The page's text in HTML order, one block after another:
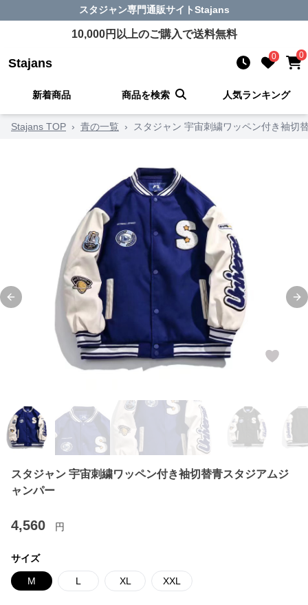
スタジャン専門通販サイトStajans
10,000円以上のご購入で送料無料
Stajans 0 0
新着商品 商品を検索 人気ランキング
Stajans TOP › 青の一覧 › スタジャン 宇宙刺繍ワッペン付き袖切
Previous slide
スタジャン 宇宙刺繍ワッペン付き袖切替青スタジアムジ
ャンパー
4,560 円
サイズ
M L XL XXL